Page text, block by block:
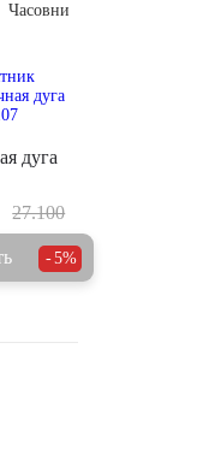
Часовни
дуга
27.100
5%